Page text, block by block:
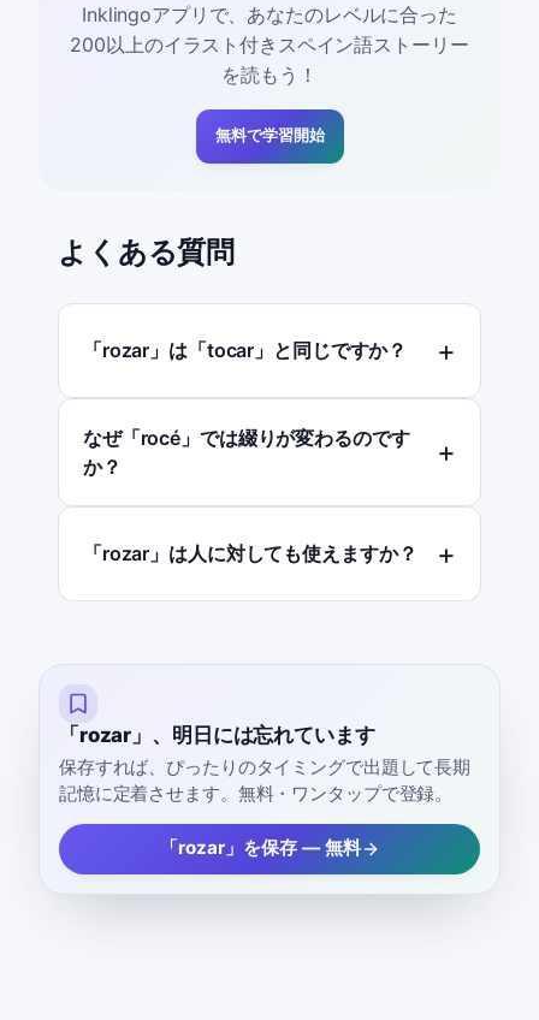
Inklingoアプリで、あなたのレベルに合った
200以上のイラスト付きスペイン語ストーリー
を読もう！
無料で学習開始
よくある質問
「rozar」は「tocar」と同じですか？
なぜ「rocé」では綴りが変わるのです
か？
「rozar」は人に対しても使えますか？
「rozar」、明日には忘れています
保存すれば、ぴったりのタイミングで出題して長期
記憶に定着させます。無料・ワンタップで登録。
「rozar」を保存 — 無料